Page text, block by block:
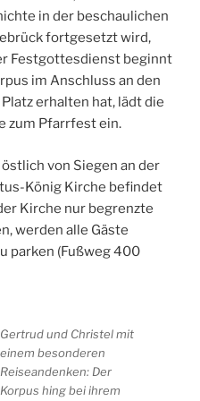
in der beschaulichen
fortgesetzt wird,
Festgottesdienst beginnt
im Anschluss an den
erhalten hat, lädt die
zum Pfarrfest ein.
von Siegen an der
König Kirche befindet
Kirche nur begrenzte
werden alle Gäste
parken (Fußweg 400
Gertrud und Christel mit
einem besonderen
Reiseandenken: Der
Korpus hing bei ihrem